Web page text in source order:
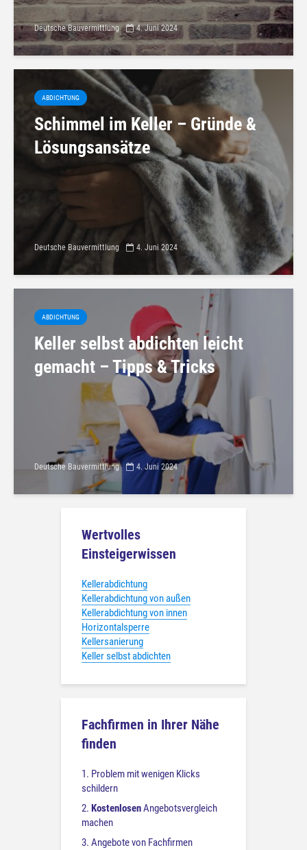
Deutsche Bauvermittlung 4. Juni 2024
ABDICHTUNG
Schimmel im Keller – Gründe &
Lösungsansätze
Deutsche Bauvermittlung 4. Juni 2024
ABDICHTUNG
Keller selbst abdichten leicht
gemacht – Tipps & Tricks
Deutsche Bauvermittlung 4. Juni 2024
Wertvolles
Einsteigerwissen
Kellerabdichtung
Kellerabdichtung von außen
Kellerabdichtung von innen
Horizontalsperre
Kellersanierung
Keller selbst abdichten
Fachfirmen in Ihrer Nähe
finden
1. Problem mit wenigen Klicks
schildern
2. KostenlosenAngebotsvergleich
machen
3. Angebote von Fachfirmen